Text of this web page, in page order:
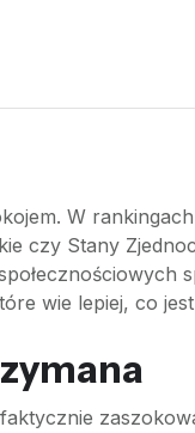
W
czy Stany
wie lepiej, co